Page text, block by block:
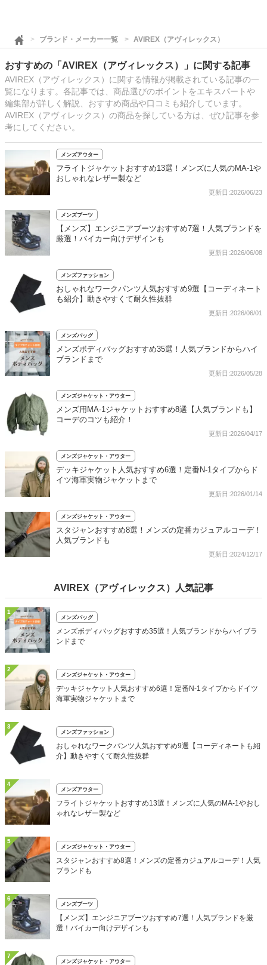
ブランド・メーカー一覧 AVIREX（アヴィレックス）
おすすめの「AVIREX（アヴィレックス）」に関する記事
AVIREX（アヴィレックス）に関する情報が掲載されている記事の一
覧になります。各記事では、商品選びのポイントをエキスパートや
編集部が詳しく解説、おすすめ商品や口コミも紹介しています。
AVIREX（アヴィレックス）の商品を探している方は、ぜひ記事を参
考にしてください。
メンズアウター
フライトジャケットおすすめ13選！メンズに人気のMA-1や
おしゃれなレザー製など
更新日:2026/06/23
メンズブーツ
【メンズ】エンジニアブーツおすすめ7選！人気ブランドを
厳選！バイカー向けデザインも
更新日:2026/06/08
メンズファッション
おしゃれなワークパンツ人気おすすめ9選【コーディネート
も紹介】動きやすくて耐久性抜群
更新日:2026/06/01
メンズバッグ
メンズボディバッグおすすめ35選！人気ブランドからハイ
ブランドまで
更新日:2026/05/28
メンズジャケット・アウター
メンズ用MA-1ジャケットおすすめ8選【人気ブランドも】
コーデのコツも紹介！
更新日:2026/04/17
メンズジャケット・アウター
デッキジャケット人気おすすめ6選！定番N-1タイプからド
イツ海軍実物ジャケットまで
更新日:2026/01/14
メンズジャケット・アウター
スタジャンおすすめ8選！メンズの定番カジュアルコーデ！
人気ブランドも
更新日:2024/12/17
AVIREX（アヴィレックス）人気記事
1
メンズバッグ
メンズボディバッグおすすめ35選！人気ブランドからハイブラ
ンドまで
2
メンズジャケット・アウター
デッキジャケット人気おすすめ6選！定番N-1タイプからドイツ
海軍実物ジャケットまで
3
メンズファッション
おしゃれなワークパンツ人気おすすめ9選【コーディネートも紹
介】動きやすくて耐久性抜群
4
メンズアウター
フライトジャケットおすすめ13選！メンズに人気のMA-1やおし
ゃれなレザー製など
5
メンズジャケット・アウター
スタジャンおすすめ8選！メンズの定番カジュアルコーデ！人気
ブランドも
6
メンズブーツ
【メンズ】エンジニアブーツおすすめ7選！人気ブランドを厳
選！バイカー向けデザインも
7
メンズジャケット・アウター